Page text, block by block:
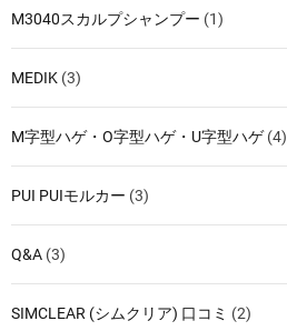
M3040スカルプシャンプー (1)
MEDIK (3)
M字型ハゲ・O字型ハゲ・U字型ハゲ(4)
PUI PUIモルカー (3)
Q&A (3)
SIMCLEAR (シムクリア) 口コミ (2)